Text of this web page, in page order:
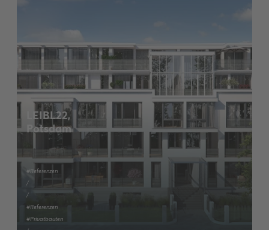
LEIBL22,
Potsdam
#Referenzen
/
/
#Referenzen
#Privatbauten